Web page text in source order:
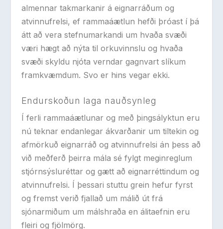
almennar takmarkanir á eignarráðum og
atvinnufrelsi, ef rammaáætlun hefði þróast í þá
átt að vera stefnumarkandi um hvaða svæði
væri hægt að nýta til orkuvinnslu og hvaða
svæði skyldu njóta verndar gagnvart slíkum
framkvæmdum. Svo er hins vegar ekki.
Endurskoðun laga nauðsynleg
Í ferli rammaáætlunar og með þingsályktun eru
nú teknar endanlegar ákvarðanir um tiltekin og
afmörkuð eignarráð og atvinnufrelsi án þess að
við meðferð þeirra mála sé fylgt meginreglum
stjórnsýsluréttar og gætt að eignarréttindum og
atvinnufrelsi. Í þessari stuttu grein hefur fyrst
og fremst verið fjallað um málið út frá
sjónarmiðum um málshraða en álitaefnin eru
fleiri og fjölmörg.